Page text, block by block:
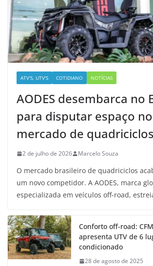
ATV'S, UTV'S COTIDIANO NOTÍCIAS
AODES desembarca no
para disputar espaço no
mercado de quadriciclos
2 de julho de 2026 Marcelo Souza
O mercado brasileiro de quadriciclos
um novo competidor. A AODES, marca
especializada em veículos off-road,
Conforto off-road:
apresenta UTV de 6
condicionado
28 de agosto de 2025